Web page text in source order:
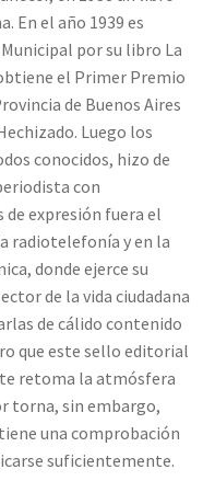
En el año 1939 es
por su libro La
el Primer Premio
de Buenos Aires
Luego los
conocidos, hizo de
con
expresión fuera el
radiotelefonía y en la
donde ejerce su
de la vida ciudadana
de cálido contenido
que este sello editorial
retoma la atmósfera
torna, sin embargo,
una comprobación
suficientemente.